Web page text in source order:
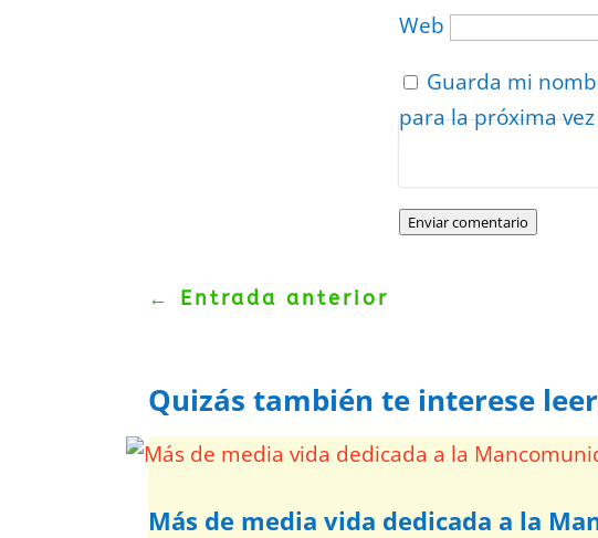
Web
Guarda mi
para la próxima
Enviar comentario
← Entrada anterior
Quizás también te interese
Más de media vida dedicada a la